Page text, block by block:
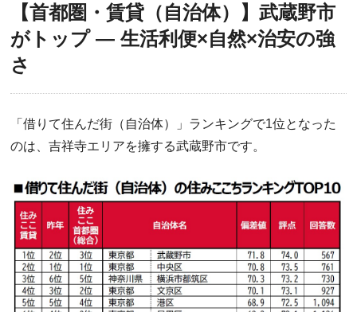
【首都圏・賃貸（自治体）】武蔵野市
がトップ ― 生活利便×自然×治安の強
さ
「借りて住んだ街（自治体）」ランキングで1位となった
のは、吉祥寺エリアを擁する武蔵野市です。